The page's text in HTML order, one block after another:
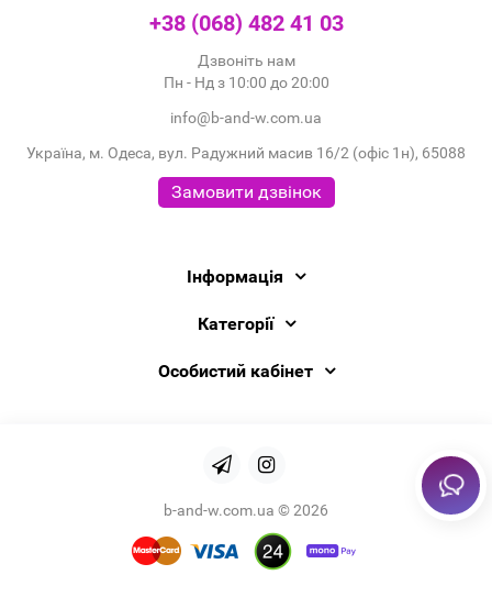
+38 (068) 482 41 03
Дзвоніть нам
Пн - Нд з 10:00 до 20:00
info@b-and-w.com.ua
Україна, м. Одеса, вул. Радужний масив 16/2 (офіс 1н), 65088
Замовити дзвінок
Інформація
Категорії
Особистий кабінет
b-and-w.com.ua © 2026